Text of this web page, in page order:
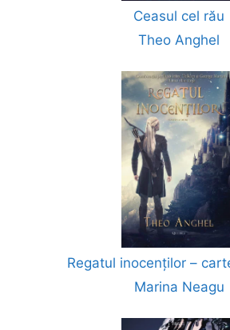
Ceasul cel rău
Theo Anghel
Regatul inocenților –
Marina Neagu